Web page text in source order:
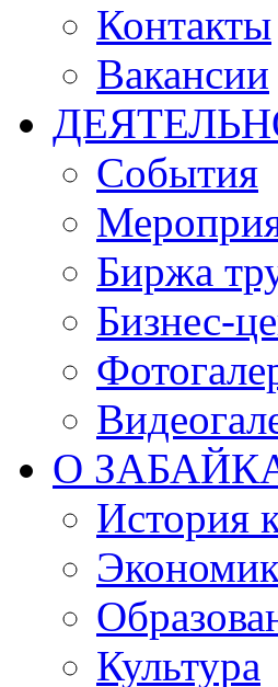
Контакты
Вакансии
События
Биржа
Бизнес-
О
История
Культура